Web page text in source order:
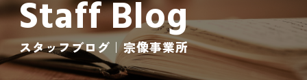
ご利用までの流れ
Staff Blog
スタッフブログ｜宗像事業所